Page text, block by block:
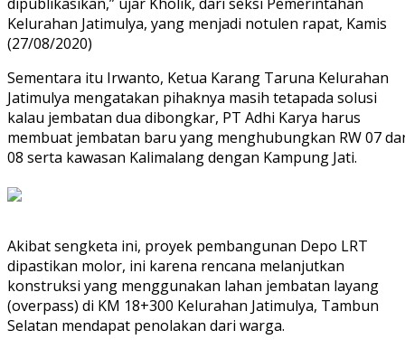
dipublikasikan,” ujar Kholik, dari seksi Pemerintahan
Kelurahan Jatimulya, yang menjadi notulen rapat, Kamis
(27/08/2020)
Sementara itu Irwanto, Ketua Karang Taruna Kelurahan
Jatimulya mengatakan pihaknya masih tetapada solusi
kalau jembatan dua dibongkar, PT Adhi Karya harus
membuat jembatan baru yang menghubungkan RW 07
08 serta kawasan Kalimalang dengan Kampung Jati.
Akibat sengketa ini, proyek pembangunan Depo LRT
dipastikan molor, ini karena rencana melanjutkan
konstruksi yang menggunakan lahan jembatan layang
(overpass) di KM 18+300 Kelurahan Jatimulya, Tambun
Selatan mendapat penolakan dari warga.